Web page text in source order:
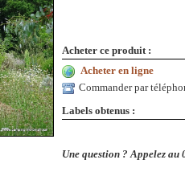
Acheter ce produit :
Acheter en ligne
Commander par
Labels obtenus :
Une question ? Appelez au